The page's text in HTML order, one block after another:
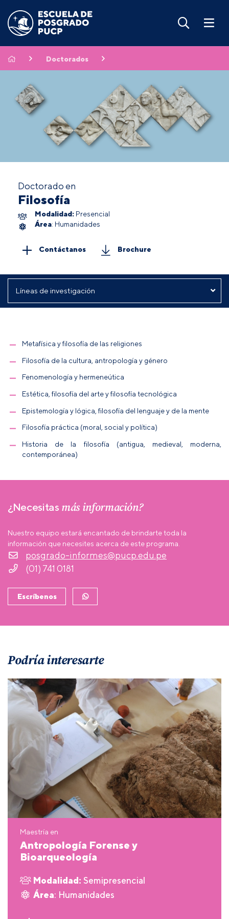
Doctorados
Doctorado en
Filosofía
Modalidad: Presencial
Área: Humanidades
Contáctanos Brochure
Metafísica y filosofía de las religiones
Filosofía de la cultura, antropología y género
Fenomenología y hermeneútica
Estética, filosofía del arte y filosofía tecnológica
Epistemología y lógica, filosofía del lenguaje y de la mente
Filosofía práctica (moral, social y política)
Historia de la filosofía (antigua, medieval, moderna,
contemporánea)
¿Necesitas más información?
Nuestro equipo estará encantado de brindarte toda la
información que necesites acerca de este programa.
posgrado-informes@pucp.edu.pe
(01) 741 0181
Escríbenos
Podría interesarte
Maestría en
Antropología Forense y
Bioarqueología
Modalidad: Semipresencial
Área: Humanidades